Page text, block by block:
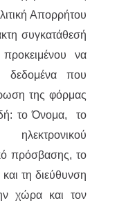
Απορρήτου
συγκατάθεσή
να
δεδομένα που
της φόρμας
το Όνομα, το
πρόσβασης, το
τη διεύθυνση
χώρα και τον